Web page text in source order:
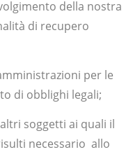
della nostra
di recupero
per le
di obblighi legali;
soggetti ai quali il
necessario allo